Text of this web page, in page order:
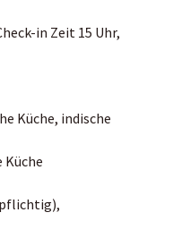
in Zeit 15 Uhr,
Küche, indische